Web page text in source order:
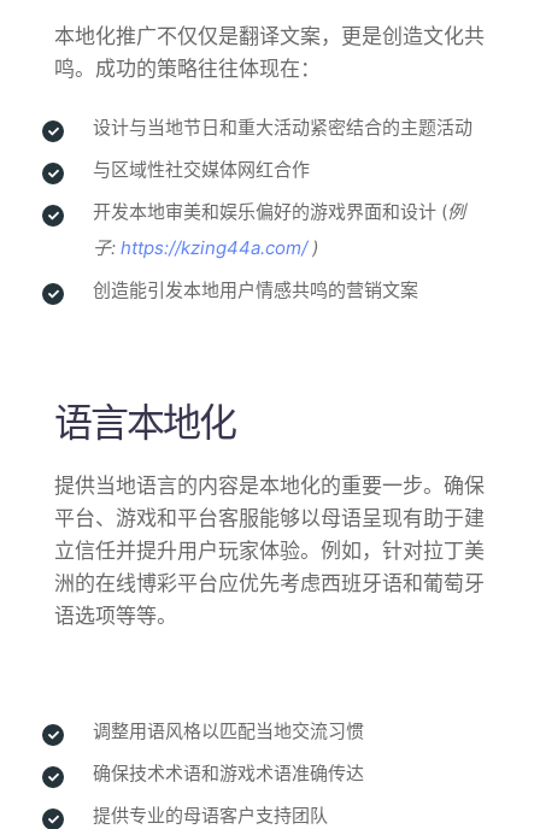
本地化推广不仅仅是翻译文案，更是创造文化共
鸣。成功的策略往往体现在：
设计与当地节日和重大活动紧密结合的主题活动
与区域性社交媒体网红合作
开发本地审美和娱乐偏好的游戏界面和设计 (例
子: https://kzing44a.com/)
创造能引发本地用户情感共鸣的营销文案
语言本地化
提供当地语言的内容是本地化的重要一步。确保
平台、游戏和平台客服能够以母语呈现有助于建
立信任并提升用户玩家体验。例如，针对拉丁美
洲的在线博彩平台应优先考虑西班牙语和葡萄牙
语选项等等。
调整用语风格以匹配当地交流习惯
确保技术术语和游戏术语准确传达
提供专业的母语客户支持团队